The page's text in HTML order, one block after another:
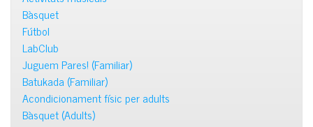
Bàsquet
Fútbol
LabClub
Juguem Pares! (Familiar)
Batukada (Familiar)
Acondicionament físic per adults
Bàsquet (Adults)